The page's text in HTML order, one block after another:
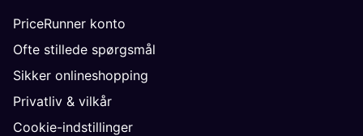
PriceRunner konto
Ofte stillede spørgsmål
Sikker onlineshopping
Privatliv & vilkår
Cookie-indstillinger